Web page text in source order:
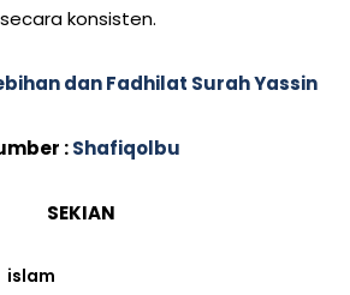
konsisten.
dan Fadhilat Surah Yassin
:Shafiqolbu
SEKIAN
islam